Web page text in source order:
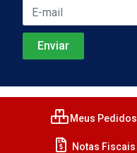
Meus Pedidos
Notas Fiscais